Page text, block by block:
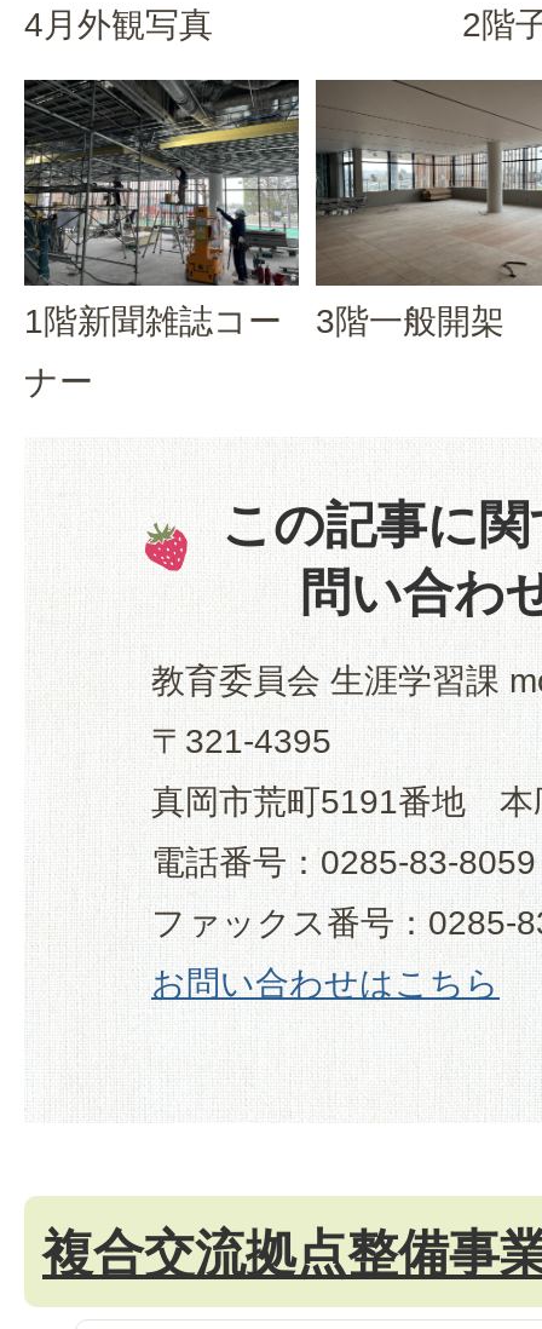
4月外観写真 2階
1階新聞雑誌コー
ナー
3階一般開架
この記事に
問い合わ
教育委員会 生涯学習課
〒321-4395
真岡市荒町5191番地 本
電話番号：0285-83-8059
ファックス番号：0285-
お問い合わせはこちら
複合交流拠点整備事